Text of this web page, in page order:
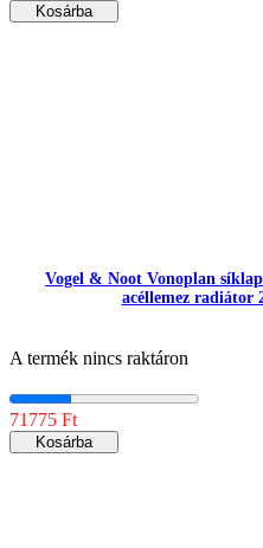
Kosárba
Vogel & Noot Vonoplan
acéllemez radiátor
A termék nincs raktáron
71775 Ft
Kosárba